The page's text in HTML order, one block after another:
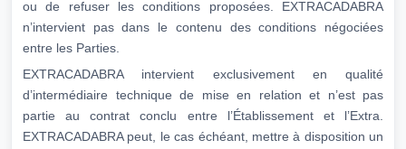
ou de refuser les conditions proposées. EXTRACADABRA
n’intervient pas dans le contenu des conditions négociées
entre les Parties.
EXTRACADABRA intervient exclusivement en qualité
d’intermédiaire technique de mise en relation et n’est pas
partie au contrat conclu entre l’Établissement et l’Extra.
EXTRACADABRA peut, le cas échéant, mettre à disposition un